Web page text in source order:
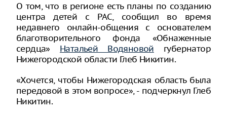
О том, что в регионе есть планы по созданию
центра детей с РАС, сообщил во время
недавнего онлайн-общения с основателем
благотворительного фонда «Обнаженные
сердца» Натальей Водяновой губернатор
Нижегородской области Глеб Никитин.
«Хочется, чтобы Нижегородская область была
передовой в этом вопросе», - подчеркнул Глеб
Никитин.